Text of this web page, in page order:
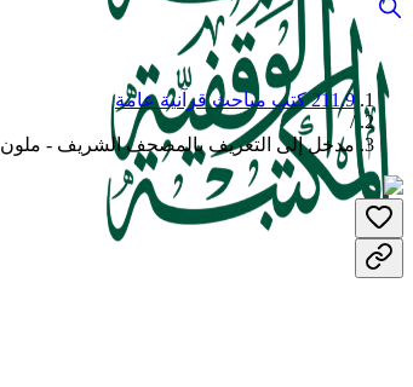
211.9 كتب مباحث قرآنية عامة
/
مدخل إلى التعريف بالمصحف الشريف - ملون